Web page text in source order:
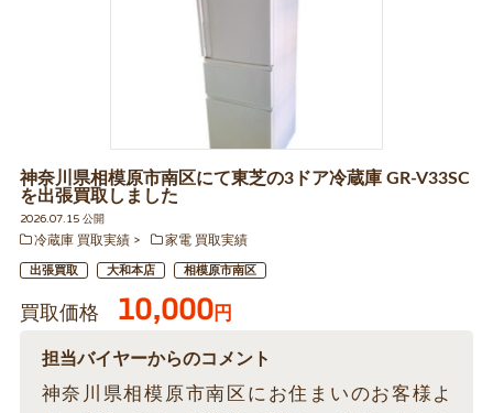
神奈川県相模原市南区にて東芝の3ドア冷蔵庫 GR-V33SC
を出張買取しました
2026.07.15 公開
冷蔵庫 買取実績
家電 買取実績
出張買取 大和本店 相模原市南区
買取価格 10,000円
担当バイヤーからのコメント
神奈川県相模原市南区にお住まいのお客様よ